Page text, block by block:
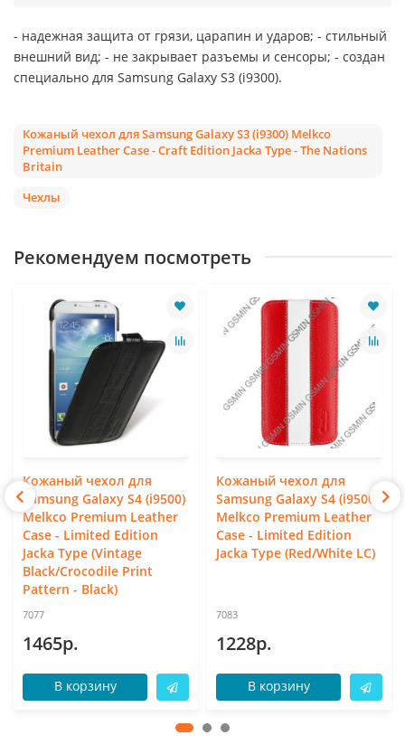
- надежная защита от грязи, царапин и ударов; - стильный
внешний вид; - не закрывает разъемы и сенсоры; - создан
специально для Samsung Galaxy S3 (i9300).
Кожаный чехол для Samsung Galaxy S3 (i9300) Melkco
Premium Leather Case - Craft Edition Jacka Type - The Nations
Britain
Чехлы
Рекомендуем посмотреть
Кожаный чехол для
Samsung Galaxy S4 (i9500)
Melkco Premium Leather
Case - Limited Edition
Jacka Type (Vintage
Black/Crocodile Print
Pattern - Black)
7077
1465р.
В корзину
Кожаный чехол для
Samsung Galaxy S4 (i9500)
Melkco Premium Leather
Case - Limited Edition
Jacka Type (Red/White LC)
7083
1228р.
В корзину